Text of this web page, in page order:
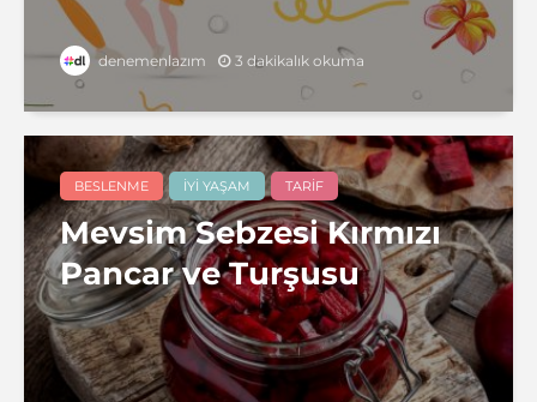
denemenlazım 3 dakikalık okuma
BESLENME İYI YAŞAM TARIF
Mevsim Sebzesi Kırmızı
Pancar ve Turşusu